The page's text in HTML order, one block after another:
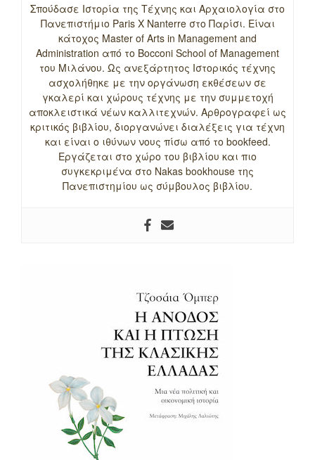
Σπούδασε Ιστορία της Τέχνης και Αρχαιολογία στο
Πανεπιστήμιο Paris X Nanterre στο Παρίσι. Είναι
κάτοχος Master of Arts in Management and
Administration από το Bocconi School of Management
του Μιλάνου. Ως ανεξάρτητος Ιστορικός τέχνης
ασχολήθηκε με την οργάνωση εκθέσεων σε
γκαλερί και χώρους τέχνης με την συμμετοχή
αποκλειστικά νέων καλλιτεχνών. Αρθρογραφεί ως
κριτικός βιβλίου, διοργανώνει διαλέξεις για τέχνη
και είναι ο ιθύνων νους πίσω από το bookfeed.
Εργάζεται στο χώρο του βιβλίου και πιο
συγκεκριμένα στο Nakas bookhouse της
Πανεπιστημίου ως σύμβουλος βιβλίου.